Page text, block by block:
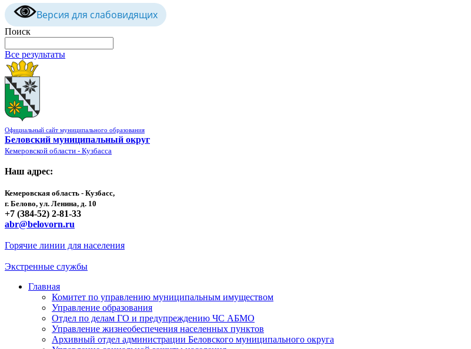
Версия для слабовидящих
Поиск
Все результаты
Официальный сайт муниципального образования
Беловский муниципальный округ
Кемеровской области - Кузбасса
Наш адрес:
Кемеровская область - Кузбасс,
г. Белово, ул. Ленина, д. 10
+7 (384-52) 2-81-33
abr@belovorn.ru
Горячие линии для населения
Экстренные службы
Главная
Комитет по управлению муниципальным имуществом
Управление образования
Отдел по делам ГО и предупреждению ЧС АБМО
Управление жизнеобеспечения населенных пунктов
Архивный отдел администрации Беловского муниципального округа